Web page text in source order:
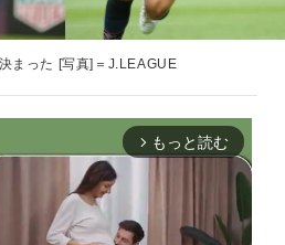
まった [写真]＝J.LEAGUE
arrow_forward_ios もっと読む